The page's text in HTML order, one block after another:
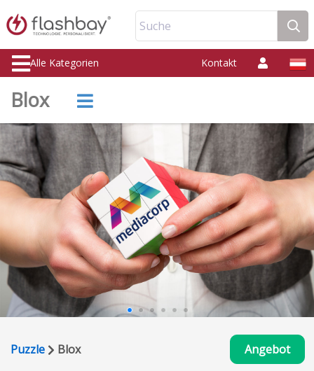
Suche
Alle Kategorien Kontakt
Blox
Puzzle Blox Angebot